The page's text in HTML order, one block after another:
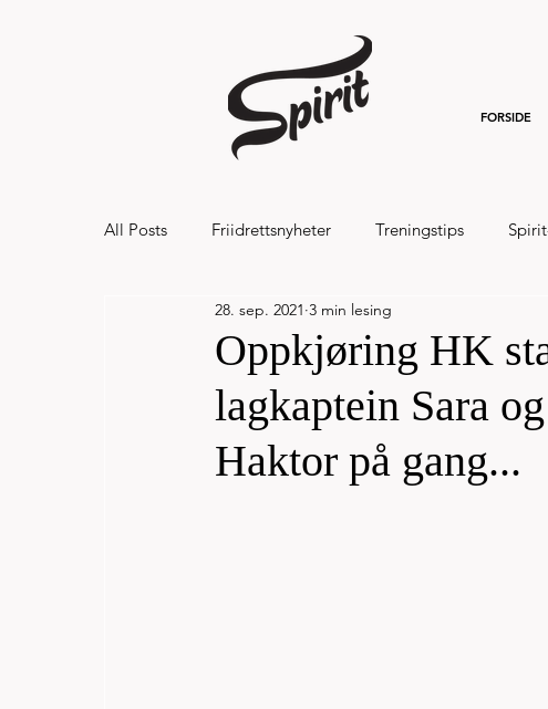
FORSIDE
All Posts Friidrettsnyheter Treningstips
Hålandsvannet halvmaraton og 7km 20
Oppkjøring HK
lagkaptein Sara
Haktor på gang...
28. sep. 2021 3 min lesing